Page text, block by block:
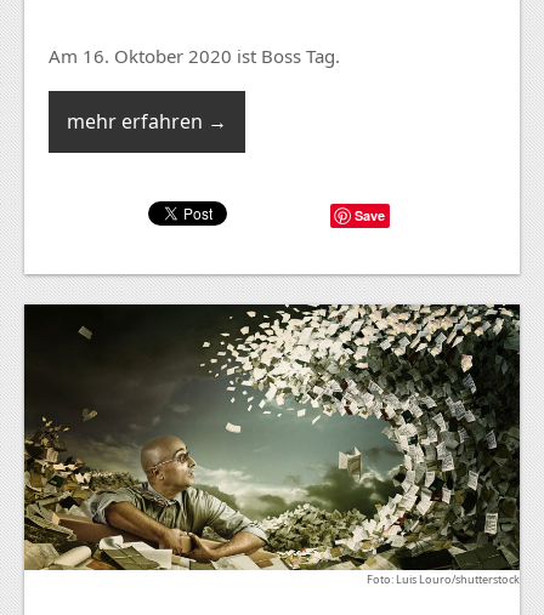
Am 16. Oktober 2020 ist Boss Tag.
mehr erfahren →
Save
Foto: Luis Louro/shutterstock